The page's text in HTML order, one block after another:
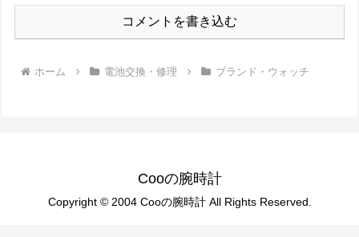
コメントを書き込む
ホーム 電池交換・修理 ブランド・ウォッチ
Cooの腕時計
Copyright © 2004 Cooの腕時計 All Rights Reserved.